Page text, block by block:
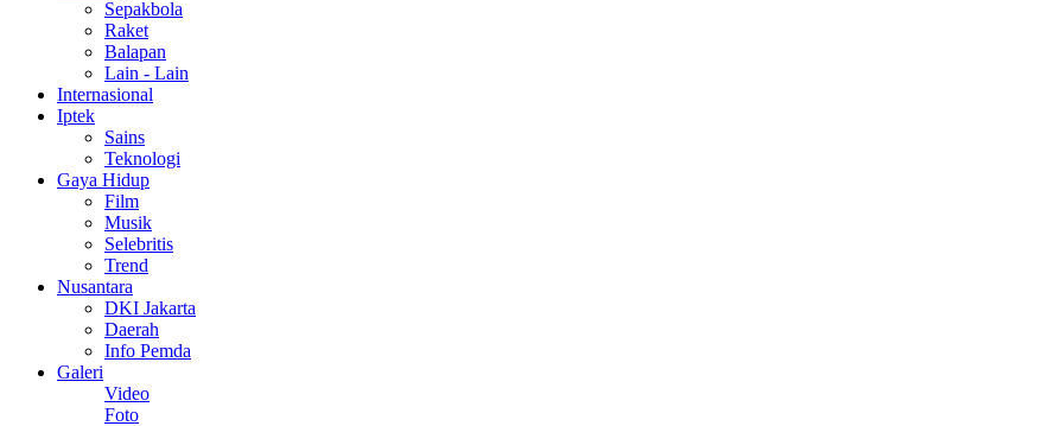
Sepakbola
Raket
Balapan
Lain - Lain
Internasional
Iptek
Sains
Teknologi
Gaya Hidup
Film
Musik
Selebritis
Trend
Nusantara
DKI Jakarta
Daerah
Info Pemda
Galeri
Video
Foto